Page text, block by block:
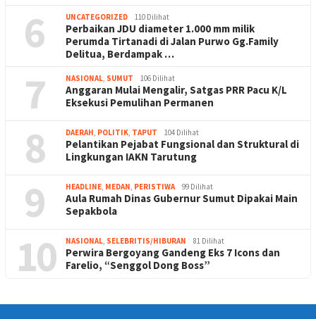
6 UNCATEGORIZED 110 Dilihat
Perbaikan JDU diameter 1.000 mm milik
Perumda Tirtanadi di Jalan Purwo Gg.Family
Delitua, Berdampak …
7 NASIONAL, SUMUT 106 Dilihat
Anggaran Mulai Mengalir, Satgas PRR Pacu K/L
Eksekusi Pemulihan Permanen
8 DAERAH, POLITIK, TAPUT 104 Dilihat
Pelantikan Pejabat Fungsional dan Struktural di
Lingkungan IAKN Tarutung
9 HEADLINE, MEDAN, PERISTIWA 99 Dilihat
Aula Rumah Dinas Gubernur Sumut Dipakai Main
Sepakbola
10 NASIONAL, SELEBRITIS/HIBURAN 81 Dilihat
Perwira Bergoyang Gandeng Eks 7 Icons dan
Farelio, “Senggol Dong Boss”